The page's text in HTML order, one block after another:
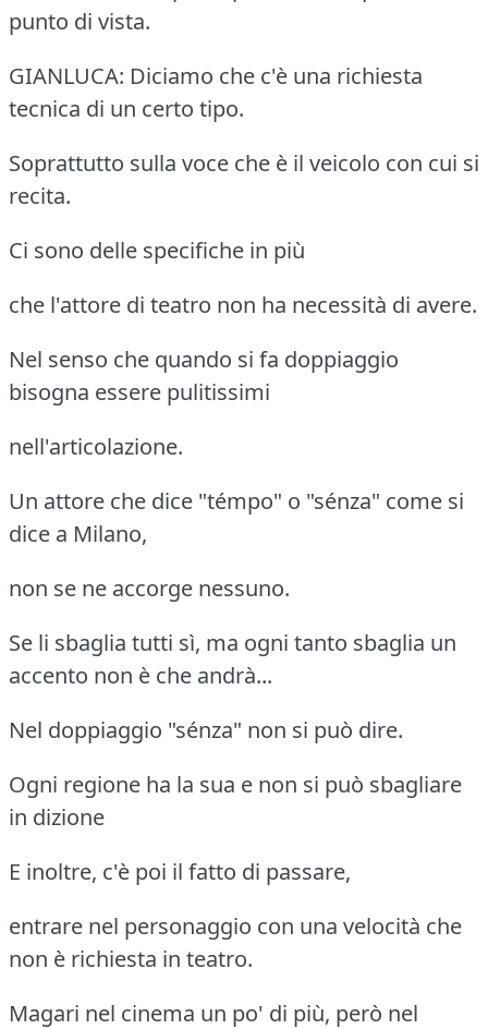
punto di vista.
GIANLUCA: Diciamo che c'è una richiesta
tecnica di un certo tipo.
Soprattutto sulla voce che è il veicolo con cui si
recita.
Ci sono delle specifiche in più
che l'attore di teatro non ha necessità di avere.
Nel senso che quando si fa doppiaggio
bisogna essere pulitissimi
nell'articolazione.
Un attore che dice "témpo" o "sénza" come si
dice a Milano,
non se ne accorge nessuno.
Se li sbaglia tutti sì, ma ogni tanto sbaglia un
accento non è che andrà...
Nel doppiaggio "sénza" non si può dire.
Ogni regione ha la sua e non si può sbagliare
in dizione
E inoltre, c'è poi il fatto di passare,
entrare nel personaggio con una velocità che
non è richiesta in teatro.
Magari nel cinema un po' di più, però nel